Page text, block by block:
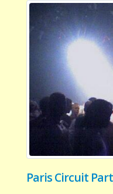
Paris Circuit